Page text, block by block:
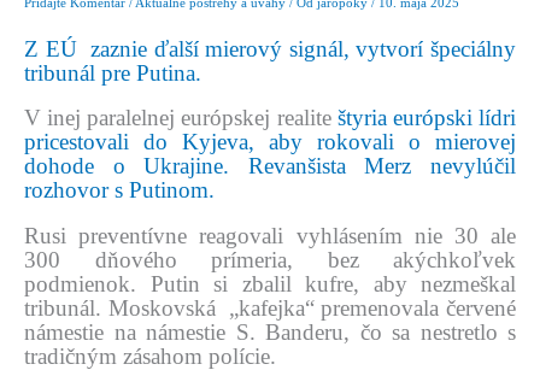
Z EÚ zaznie ďalší mierový signál, vytvorí špeciálny
tribunál pre Putina.
V inej paralelnej európskej realite štyria európski lídri
pricestovali do Kyjeva, aby rokovali o mierovej
dohode o Ukrajine. Revanšista Merz nevylúčil
rozhovor s Putinom.
Rusi preventívne reagovali vyhlásením nie 30 ale
300 dňového prímeria, bez akýchkoľvek
podmienok. Putin si zbalil kufre, aby nezmeškal
tribunál. Moskovská „kafejka“ premenovala červené
námestie na námestie S. Banderu, čo sa nestretlo s
tradičným zásahom polície.